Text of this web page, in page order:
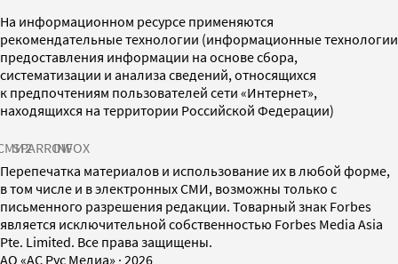
На информационном ресурсе применяются
рекомендательные технологии (информационные технологии
предоставления информации на основе сбора,
систематизации и анализа сведений, относящихся
к предпочтениям пользователей сети «Интернет»,
находящихся на территории Российской Федерации)
SPARROWINFOX
Перепечатка материалов и использование их в любой форме,
в том числе и в электронных СМИ, возможны только с
письменного разрешения редакции. Товарный знак Forbes
является исключительной собственностью Forbes Media Asia
Pte. Limited. Все права защищены.
AO «АС Рус Медиа» · 2026